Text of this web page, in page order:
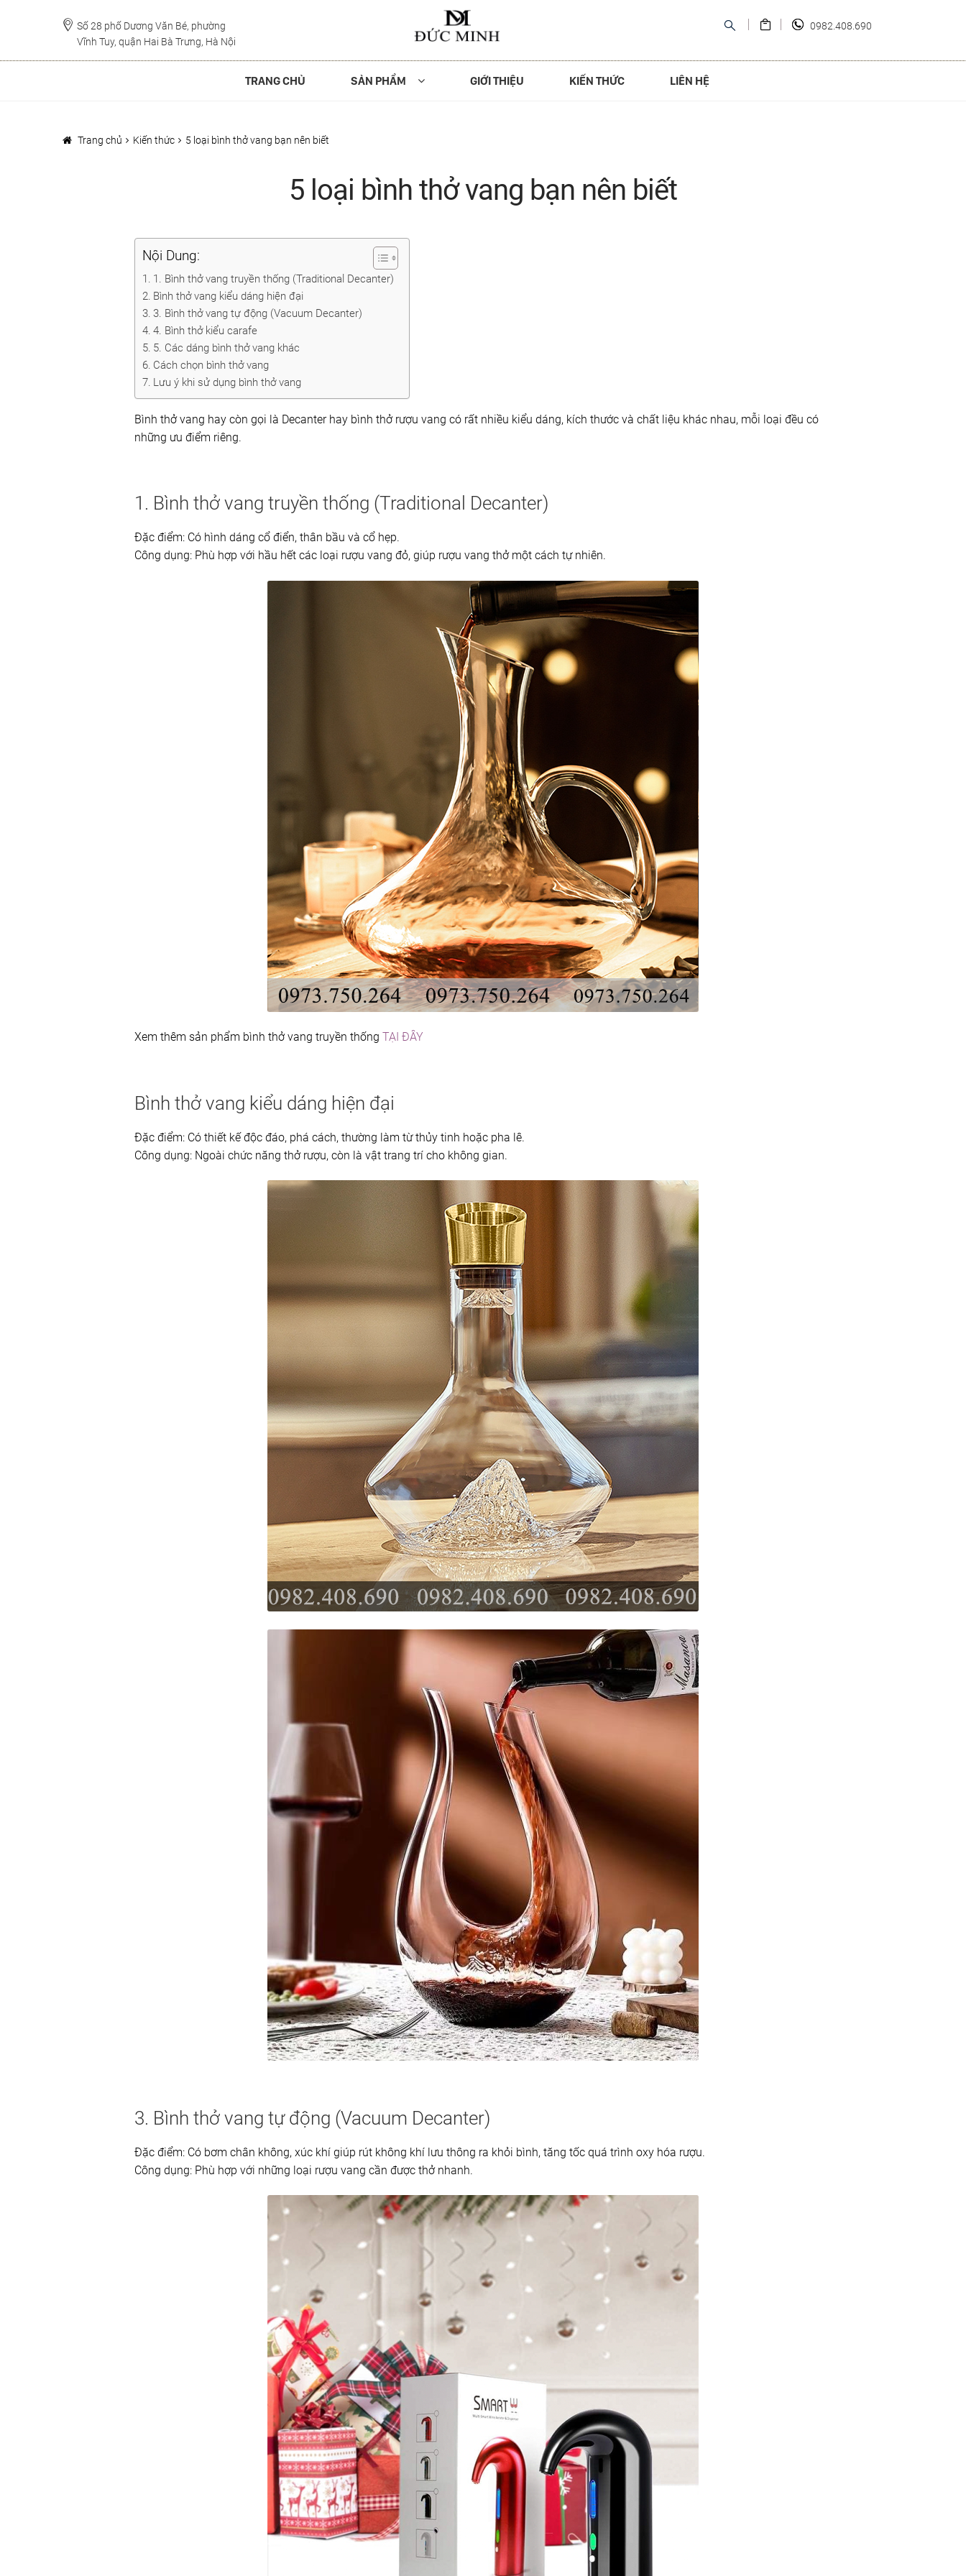
đến
Điều
hướng
đến
nội
dung
Số 28 phố Dương Văn Bé, phường
Vĩnh Tuy, quận Hai Bà Trưng, Hà Nội
0982.408.690
TRANG CHỦ SẢN PHẨM GIỚI THIỆU KIẾN THỨC LIÊN HỆ
Trang chủ Kiến thức 5 loại bình thở vang bạn nên biết
5 loại bình thở vang bạn nên biết
Nội Dung:
1. Bình thở vang truyền thống (Traditional Decanter)
Bình thở vang kiểu dáng hiện đại
3. Bình thở vang tự động (Vacuum Decanter)
4. Bình thở kiểu carafe
5. Các dáng bình thở vang khác
Cách chọn bình thở vang
Lưu ý khi sử dụng bình thở vang
Bình thở vang hay còn gọi là Decanter hay bình thở rượu vang có rất nhiều kiểu dáng, kích thước và chất liệu khác nhau, mỗi loại đều có
những ưu điểm riêng.
1. Bình thở vang truyền thống (Traditional Decanter)
Đặc điểm: Có hình dáng cổ điển, thân bầu và cổ hẹp.
Công dụng: Phù hợp với hầu hết các loại rượu vang đỏ, giúp rượu vang thở một cách tự nhiên.
Xem thêm sản phẩm bình thở vang truyền thống TẠI ĐÂY
Bình thở vang kiểu dáng hiện đại
Đặc điểm: Có thiết kế độc đáo, phá cách, thường làm từ thủy tinh hoặc pha lê.
Công dụng: Ngoài chức năng thở rượu, còn là vật trang trí cho không gian.
3. Bình thở vang tự động (Vacuum Decanter)
Đặc điểm: Có bơm chân không, xúc khí giúp rút không khí lưu thông ra khỏi bình, tăng tốc quá trình oxy hóa rượu.
Công dụng: Phù hợp với những loại rượu vang cần được thở nhanh.